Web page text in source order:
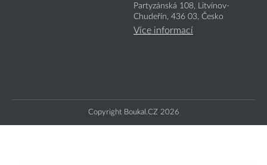
Partyzánská 108, Litvínov-
Chudeřín, 436 03, Česko
Více informací
Copyright Boukal.CZ 2026